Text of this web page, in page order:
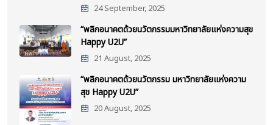
24 September, 2025
“พลิกอนาคตด้วยนวัตกรรมมหาวิทยาลัยแห่งความสุข
Happy U2U”
21 August, 2025
“พลิกอนาคตด้วยนวัตกรรม มหาวิทยาลัยแห่งความ
สุข Happy U2U”
20 August, 2025